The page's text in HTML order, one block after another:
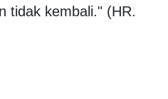
tidak kembali." (HR.